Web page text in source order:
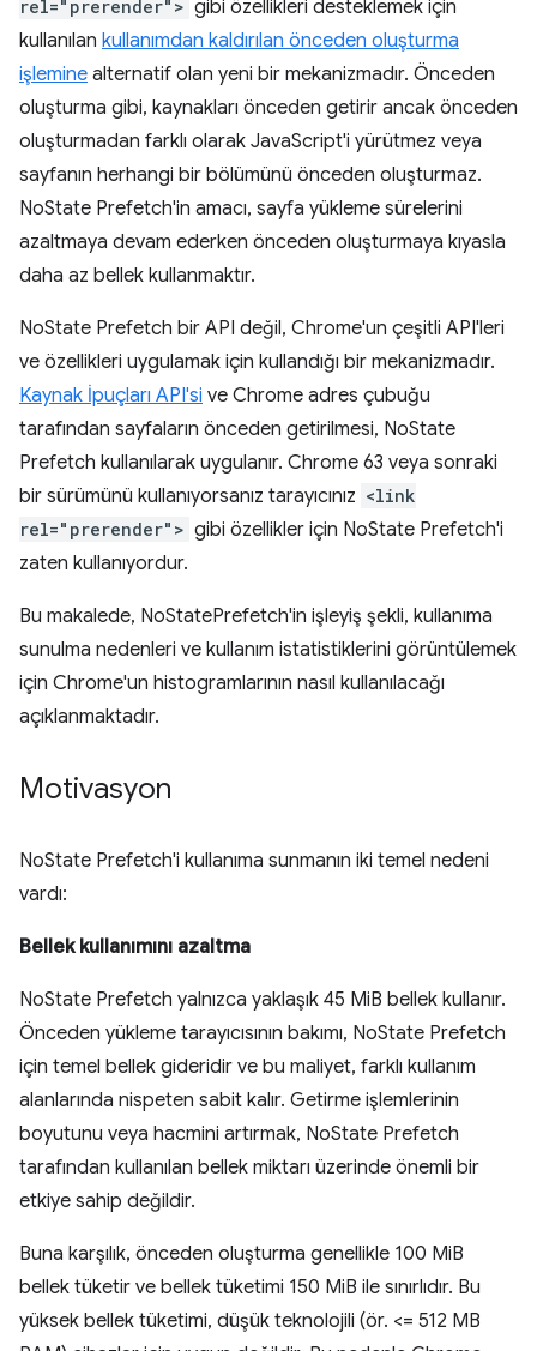
rel="prerender"> gibi özellikleri desteklemek için
kullanılan kullanımdan kaldırılan önceden oluşturma
işlemine alternatif olan yeni bir mekanizmadır. Önceden
oluşturma gibi, kaynakları önceden getirir ancak önceden
oluşturmadan farklı olarak JavaScript'i yürütmez veya
sayfanın herhangi bir bölümünü önceden oluşturmaz.
NoState Prefetch'in amacı, sayfa yükleme sürelerini
azaltmaya devam ederken önceden oluşturmaya kıyasla
daha az bellek kullanmaktır.
NoState Prefetch bir API değil, Chrome'un çeşitli API'leri
ve özellikleri uygulamak için kullandığı bir mekanizmadır.
Kaynak İpuçları API'si ve Chrome adres çubuğu
tarafından sayfaların önceden getirilmesi, NoState
Prefetch kullanılarak uygulanır. Chrome 63 veya sonraki
bir sürümünü kullanıyorsanız tarayıcınız <link
rel="prerender"> gibi özellikler için NoState Prefetch'i
zaten kullanıyordur.
Bu makalede, NoStatePrefetch'in işleyiş şekli, kullanıma
sunulma nedenleri ve kullanım istatistiklerini görüntülemek
için Chrome'un histogramlarının nasıl kullanılacağı
açıklanmaktadır.
Motivasyon
NoState Prefetch'i kullanıma sunmanın iki temel nedeni
vardı:
Bellek kullanımını azaltma
NoState Prefetch yalnızca yaklaşık 45 MiB bellek kullanır.
Önceden yükleme tarayıcısının bakımı, NoState Prefetch
için temel bellek gideridir ve bu maliyet, farklı kullanım
alanlarında nispeten sabit kalır. Getirme işlemlerinin
boyutunu veya hacmini artırmak, NoState Prefetch
tarafından kullanılan bellek miktarı üzerinde önemli bir
etkiye sahip değildir.
Buna karşılık, önceden oluşturma genellikle 100 MiB
bellek tüketir ve bellek tüketimi 150 MiB ile sınırlıdır. Bu
yüksek bellek tüketimi, düşük teknolojili (ör. <= 512 MB